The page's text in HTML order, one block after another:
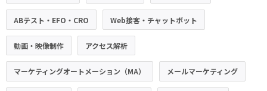
ABテスト・EFO・CRO Web接客・チャットボット
動画・映像制作 アクセス解析
マーケティングオートメーション（MA） メールマーケティング